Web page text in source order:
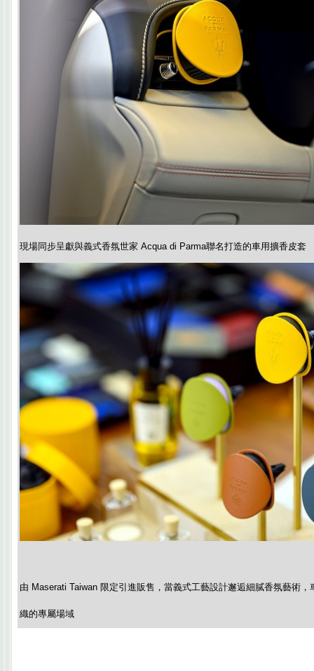
現場同步呈獻與義式香氛世家 Acqua di Parma聯名打造的車用擴香皮套
由 Maserati Taiwan 限定引進販售，當義式工藝設計邂逅細膩香氛藝術
織的專屬場域